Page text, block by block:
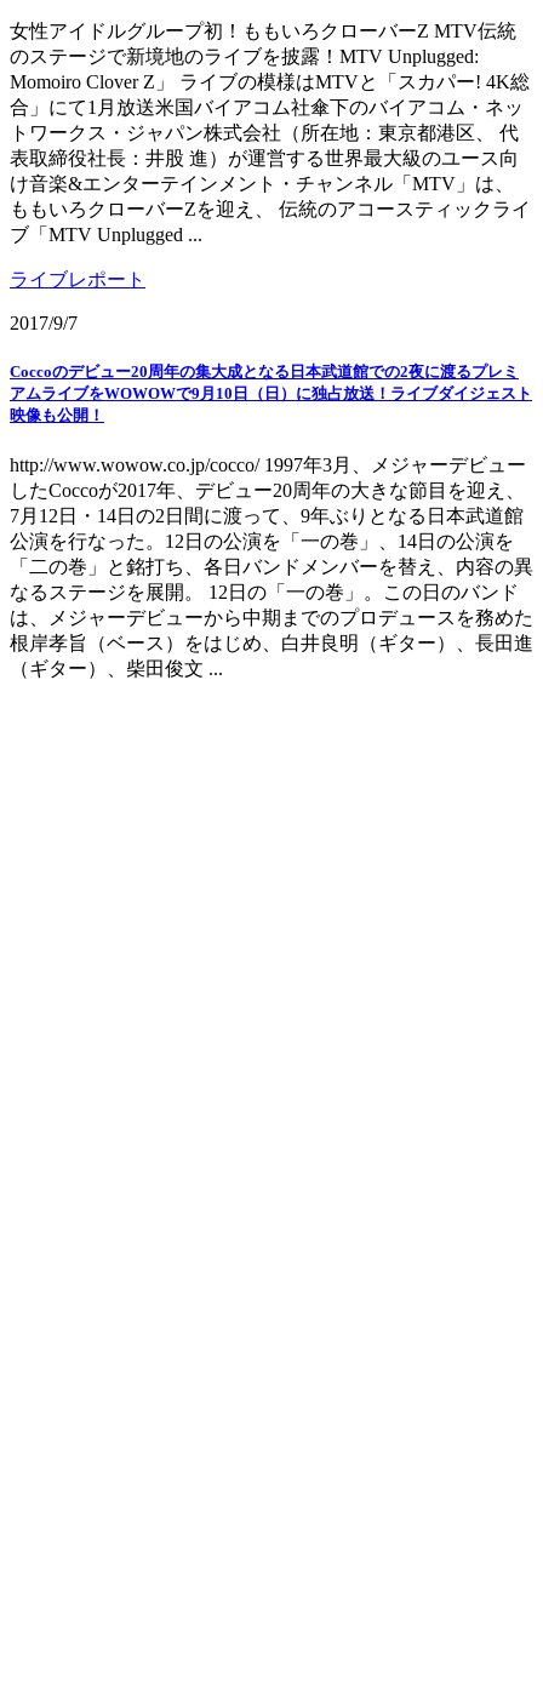
女性アイドルグループ初！ももいろクローバーZ MTV伝統
のステージで新境地のライブを披露！MTV Unplugged:
Momoiro Clover Z」 ライブの模様はMTVと「スカパー! 4K総
合」にて1月放送米国バイアコム社傘下のバイアコム・ネッ
トワークス・ジャパン株式会社（所在地：東京都港区、 代
表取締役社長：井股 進）が運営する世界最大級のユース向
け音楽&エンターテインメント・チャンネル「MTV」は、
ももいろクローバーZを迎え、 伝統のアコースティックライ
ブ「MTV Unplugged ...
ライブレポート
2017/9/7
Coccoのデビュー20周年の集大成となる日本武道館での2夜に渡るプレミ
アムライブをWOWOWで9月10日（日）に独占放送！ライブダイジェスト
映像も公開！
http://www.wowow.co.jp/cocco/ 1997年3月、メジャーデビュー
したCoccoが2017年、デビュー20周年の大きな節目を迎え、
7月12日・14日の2日間に渡って、9年ぶりとなる日本武道館
公演を行なった。12日の公演を「一の巻」、14日の公演を
「二の巻」と銘打ち、各日バンドメンバーを替え、内容の異
なるステージを展開。 12日の「一の巻」。この日のバンド
は、メジャーデビューから中期までのプロデュースを務めた
根岸孝旨（ベース）をはじめ、白井良明（ギター）、長田進
（ギター）、柴田俊文 ...